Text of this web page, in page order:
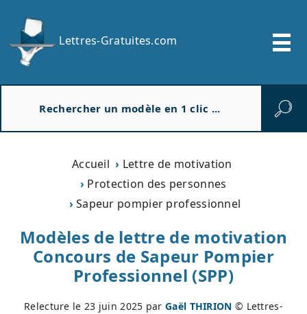
Lettres-Gratuites.com
Accueil
Lettre de motivation
Protection des personnes
Sapeur pompier professionnel
Modèles de lettre de motivation
Concours de Sapeur Pompier
Professionnel (SPP)
Relecture le 23 juin 2025 parGaël THIRION © Lettres-